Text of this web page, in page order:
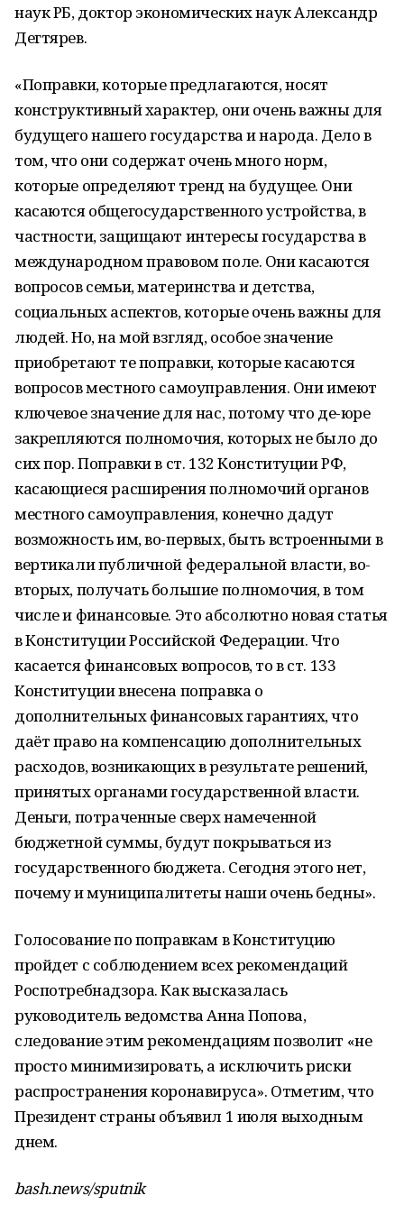
наук РБ, доктор экономических наук Александр
Дегтярев.
«Поправки, которые предлагаются, носят
конструктивный характер, они очень важны для
будущего нашего государства и народа. Дело в
том, что они содержат очень много норм,
которые определяют тренд на будущее. Они
касаются общегосударственного устройства, в
частности, защищают интересы государства в
международном правовом поле. Они касаются
вопросов семьи, материнства и детства,
социальных аспектов, которые очень важны для
людей. Но, на мой взгляд, особое значение
приобретают те поправки, которые касаются
вопросов местного самоуправления. Они имеют
ключевое значение для нас, потому что де-юре
закрепляются полномочия, которых не было до
сих пор. Поправки в ст. 132 Конституции РФ,
касающиеся расширения полномочий органов
местного самоуправления, конечно дадут
возможность им, во-первых, быть встроенными в
вертикали публичной федеральной власти, во-
вторых, получать большие полномочия, в том
числе и финансовые. Это абсолютно новая статья
в Конституции Российской Федерации. Что
касается финансовых вопросов, то в ст. 133
Конституции внесена поправка о
дополнительных финансовых гарантиях, что
даёт право на компенсацию дополнительных
расходов, возникающих в результате решений,
принятых органами государственной власти.
Деньги, потраченные сверх намеченной
бюджетной суммы, будут покрываться из
государственного бюджета. Сегодня этого нет,
почему и муниципалитеты наши очень бедны».
Голосование по поправкам в Конституцию
пройдет с соблюдением всех рекомендаций
Роспотребнадзора. Как высказалась
руководитель ведомства Анна Попова,
следование этим рекомендациям позволит «не
просто минимизировать, а исключить риски
распространения коронавируса». Отметим, что
Президент страны объявил 1 июля выходным
днем.
bash.news/sputnik